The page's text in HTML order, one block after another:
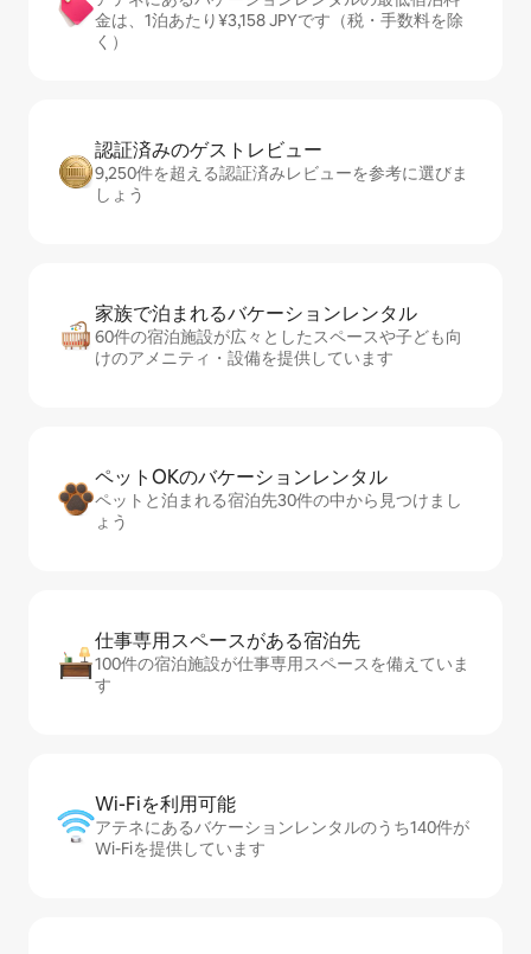
金は、1泊あたり¥3,158 JPYです（税・手数料を除
く）
認証済みのゲ⁠ス⁠ト⁠レ⁠ビ⁠ュ⁠ー
9,250件を超える認証済みレビューを参考に選びま
しょう
家族で泊まれるバ⁠ケ⁠ー⁠シ⁠ョ⁠ンレ⁠ン⁠タ⁠ル
60件の宿泊施設が広々としたスペースや子ども向
けのアメニティ・設備を提供しています
ペットOKのバ⁠ケ⁠ー⁠シ⁠ョ⁠ンレ⁠ン⁠タ⁠ル
ペットと泊まれる宿泊先30件の中から見つけまし
ょう
仕事専用ス⁠ペ⁠ー⁠スがあ⁠る宿⁠泊⁠先
100件の宿泊施設が仕事専用スペースを備えていま
す
Wi-Fiを利⁠用⁠可⁠能
アテネにあるバケーションレンタルのうち140件が
Wi-Fiを提供しています